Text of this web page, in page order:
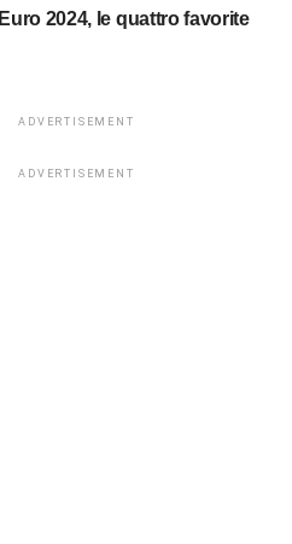
Euro 2024, le quattro favorite
ADVERTISEMENT
ADVERTISEMENT